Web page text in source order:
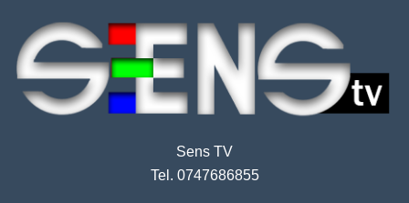
Sens TV
Tel. 0747686855